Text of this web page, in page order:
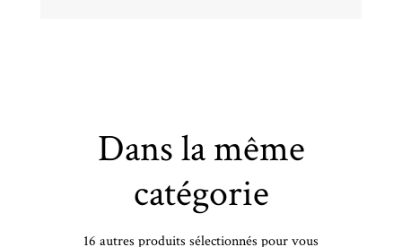
Dans la même
catégorie
16 autres produits sélectionnés pour vous